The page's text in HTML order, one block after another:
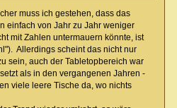
muss ich gestehen, dass das
einfach von Jahr zu Jahr weniger
mit Zahlen untermauern könnte, ist
Allerdings scheint das nicht nur
sein, auch der Tabletopbereich war
als in den vergangenen Jahren -
viele leere Tische da, wo nichts